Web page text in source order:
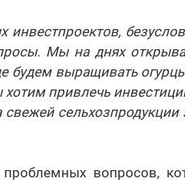
инвестпроектов,
Мы на днях
будем выращивать
привлечь
сельхозпродукции
вопросов,